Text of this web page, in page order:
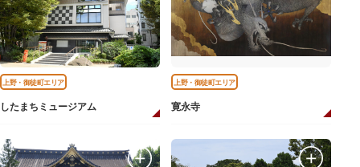
上野・御徒町エリア
したまちミュージアム
上野・御徒町エリア
寛永寺